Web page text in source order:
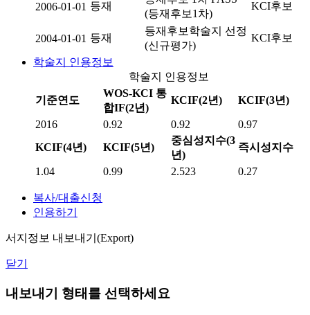
2006-01-01 등재
(등재후보1차)
KCI후보
2004-01-01 등재
등재후보학술지 선정
(신규평가)
KCI후보
학술지 인용정보
학술지 인용정보
기준연도
WOS-KCI 통
합IF(2년)
KCIF(2년) KCIF(3년)
2016 0.92 0.92
0.97
KCIF(4년)
KCIF(5년)
중심성지수(3
년)
즉시성지수
1.04 0.99 2.523 0.27
복사/대출신청
인용하기
서지정보 내보내기(Export)
닫기
내보내기 형태를 선택하세요